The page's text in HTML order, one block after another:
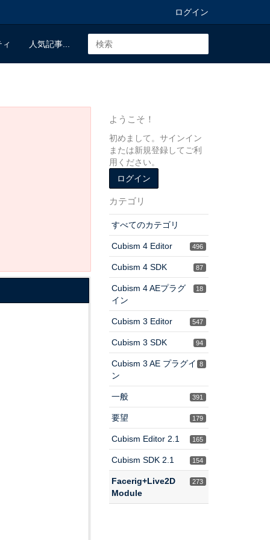
ログイン
人気記事...
ようこそ！
初めまして。サインイン
または新規登録してご利
用ください。
ログイン
カテゴリ
すべてのカテゴリ
496
Cubism 4 Editor
87
Cubism 4 SDK
18
Cubism 4 AEプラグ
イン
547
Cubism 3 Editor
94
Cubism 3 SDK
8
Cubism 3 AE プラグイ
ン
391
一般
179
要望
165
Cubism Editor 2.1
154
Cubism SDK 2.1
273
Facerig+Live2D
Module